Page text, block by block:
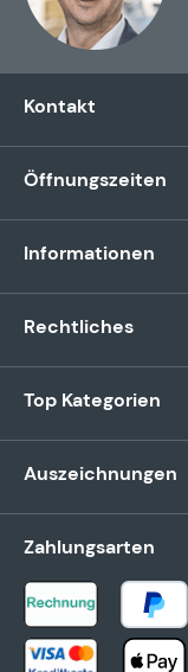
Kontakt
Öffnungszeiten
Informationen
Rechtliches
Top Kategorien
Auszeichnungen
Zahlungsarten